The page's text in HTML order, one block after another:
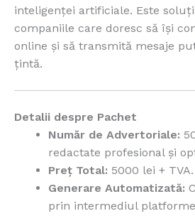
inteligenței artificiale. Este
companiile care doresc să își
online și să transmită mesaje
țintă.
Detalii despre Pachet
Număr de Advertoriale:
redactate profesional și
Preț Total: 5000 lei + TVA.
Generare Automatizată:
prin intermediul